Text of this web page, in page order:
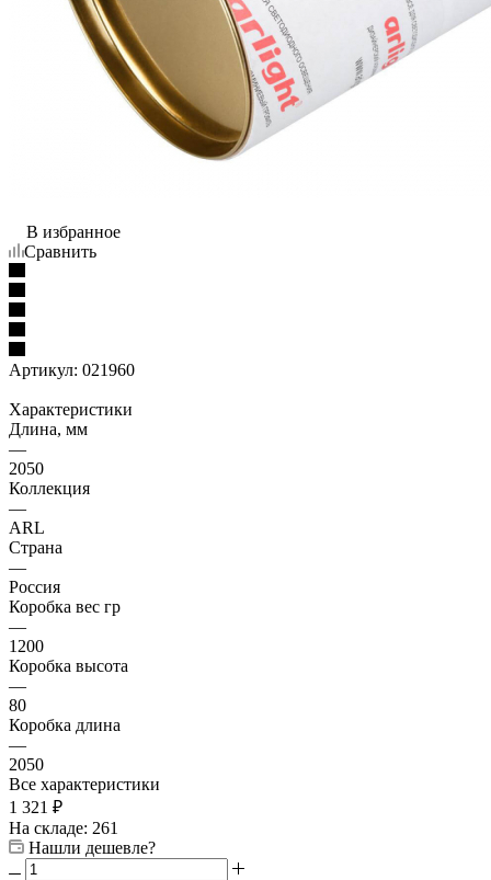
В избранное
Сравнить
Артикул: 021960
Характеристики
Длина, мм
—
2050
Коллекция
—
ARL
Страна
—
Россия
Коробка вес гр
—
1200
Коробка высота
—
80
Коробка длина
—
2050
Все характеристики
1 321 ₽
На складе: 261
Нашли дешевле?